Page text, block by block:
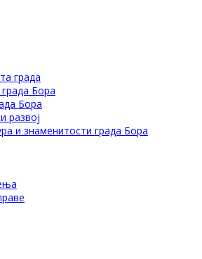
града
Бора
Бора
развој
и знаменитости града Бора